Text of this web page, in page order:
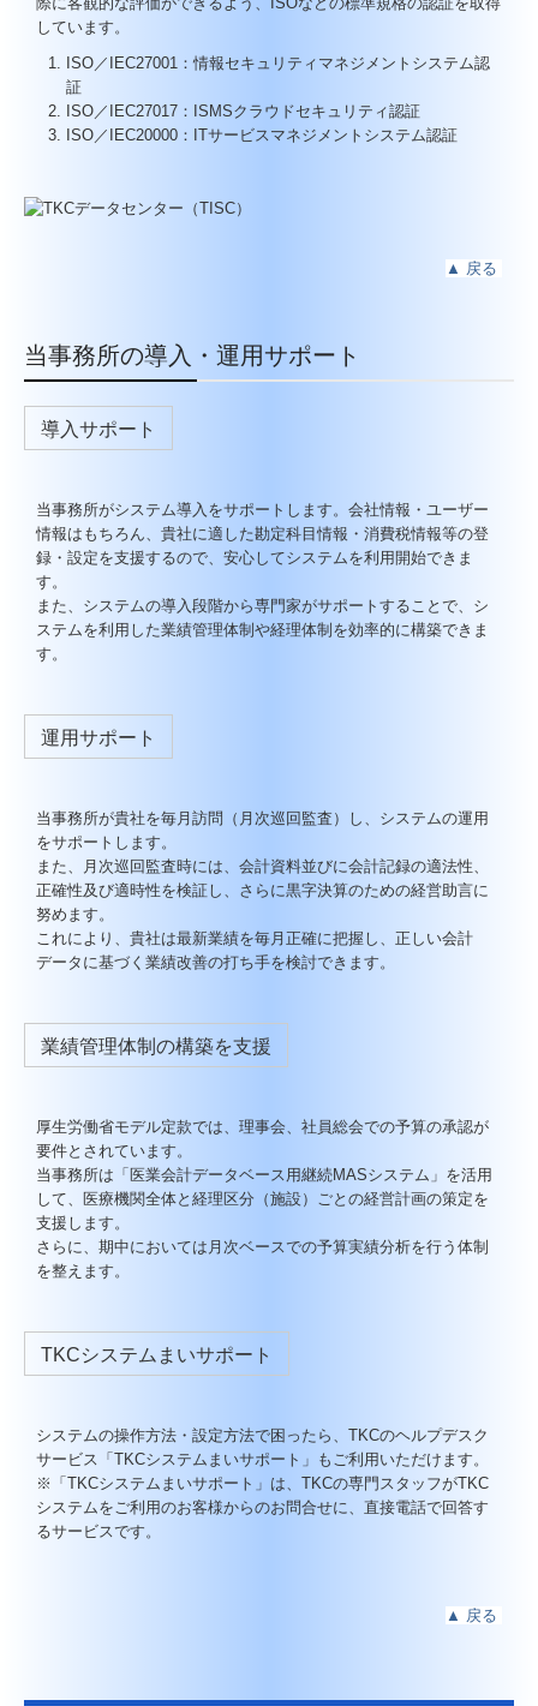
しています。
ISO／IEC27001：情報セキュリティマネジメントシステム認
証
ISO／IEC27017：ISMSクラウドセキュリティ認証
ISO／IEC20000：ITサービスマネジメントシステム認証
▲ 戻る
当事務所の導入・運用サポート
導入サポート
当事務所がシステム導入をサポートします。会社情報・ユーザー
情報はもちろん、貴社に適した勘定科目情報・消費税情報等の登
録・設定を支援するので、安心してシステムを利用開始できま
す。
また、システムの導入段階から専門家がサポートすることで、シ
ステムを利用した業績管理体制や経理体制を効率的に構築できま
す。
運用サポート
当事務所が貴社を毎月訪問（月次巡回監査）し、システムの運用
をサポートします。
また、月次巡回監査時には、会計資料並びに会計記録の適法性、
正確性及び適時性を検証し、さらに黒字決算のための経営助言に
努めます。
これにより、貴社は最新業績を毎月正確に把握し、正しい会計
データに基づく業績改善の打ち手を検討できます。
業績管理体制の構築を支援
厚生労働省モデル定款では、理事会、社員総会での予算の承認が
要件とされています。
当事務所は「医業会計データベース用継続MASシステム」を活用
して、医療機関全体と経理区分（施設）ごとの経営計画の策定を
支援します。
さらに、期中においては月次ベースでの予算実績分析を行う体制
を整えます。
TKCシステムまいサポート
システムの操作方法・設定方法で困ったら、TKCのヘルプデスク
サービス「TKCシステムまいサポート」もご利用いただけます。
※「TKCシステムまいサポート」は、TKCの専門スタッフがTKC
システムをご利用のお客様からのお問合せに、直接電話で回答す
るサービスです。
▲ 戻る